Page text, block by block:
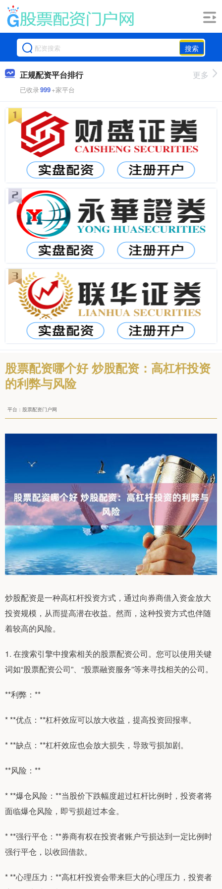
搜索
正规配资平台排行
已收录999+家平台
更多
股票配资哪个好 炒股配资：高杠杆投资
的利弊与风险
平台：股票配资门户网
炒股配资是一种高杠杆投资方式，通过向券商借入资金放大
投资规模，从而提高潜在收益。然而，这种投资方式也伴随
着较高的风险。
1. 在搜索引擎中搜索相关的股票配资公司。您可以使用关键
词如“股票配资公司”、“股票融资服务”等来寻找相关的公司。
**利弊：**
* **优点：**杠杆效应可以放大收益，提高投资回报率。
* **缺点：**杠杆效应也会放大损失，导致亏损加剧。
**风险：**
* **爆仓风险：**当股价下跌幅度超过杠杆比例时，投资者将
面临爆仓风险，即亏损超过本金。
* **强行平仓：**券商有权在投资者账户亏损达到一定比例时
强行平仓，以收回借款。
* **心理压力：**高杠杆投资会带来巨大的心理压力，投资者